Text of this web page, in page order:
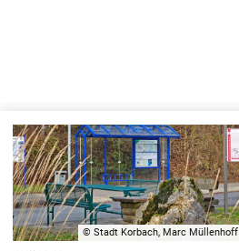
© Stadt Korbach, Marc Müllenhoff